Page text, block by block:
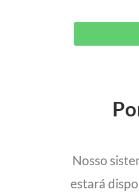
Nosso
estará